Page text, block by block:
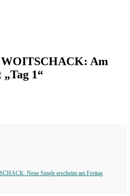
Am
1“
Neue Single erscheint am Freitag